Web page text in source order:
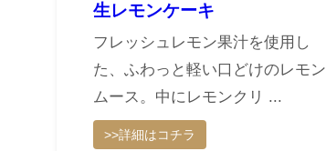
生レモンケーキ
フレッシュレモン果汁を使用し
た、ふわっと軽い口どけのレモン
ムース。中にレモンクリ ...
>>詳細はコチラ